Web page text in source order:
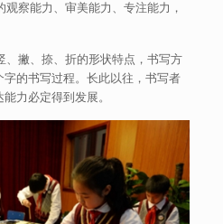
察能力、审美能力、专注能力，
撇、捺、折的形状特点，书写方
的书写过程。长此以往，书写者
力必定得到发展。